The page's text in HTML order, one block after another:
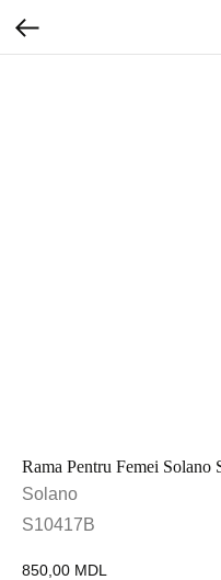
Rama Pentru Femei Solano
Solano
S10417B
850,00 MDL